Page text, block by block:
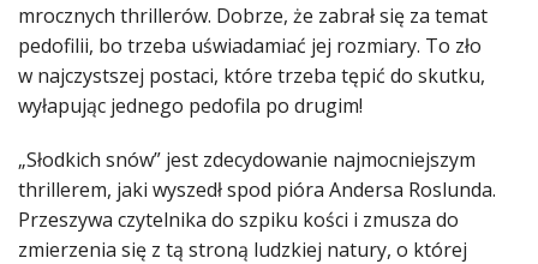
mrocznych thrillerów. Dobrze, że zabrał się za temat
pedofilii, bo trzeba uświadamiać jej rozmiary. To zło
w najczystszej postaci, które trzeba tępić do skutku,
wyłapując jednego pedofila po drugim!
„Słodkich snów” jest zdecydowanie najmocniejszym
thrillerem, jaki wyszedł spod pióra Andersa Roslunda.
Przeszywa czytelnika do szpiku kości i zmusza do
zmierzenia się z tą stroną ludzkiej natury, o której